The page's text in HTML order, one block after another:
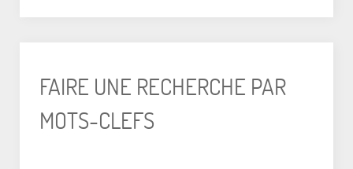
FAIRE UNE RECHERCHE PAR
MOTS-CLEFS